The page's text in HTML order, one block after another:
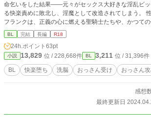
命乞いをした結果――元々がセックス大好きな淫乱ビッ
る快楽責めに敗北し、淫魔として改造されてしまう。 性欲モンスターと化した
フランクは、正義の心に燃える聖騎士たちや、かつて
らの性処理玩具に貶めていく――！ 露骨表現多めの抜きエロです。基本的に悪
堕ち/快楽堕ち/洗脳/催眠要素ばっかり。陵辱と襲い受し
固定、♡と淫語飛び交うハード系エロ、濁点喘ぎ、精飲
チンカス描写注意。 ※pixiv、ムーンライトノベルズにて先行掲載済みの作品で
す。完結済みのため、一日一話ずつ毎日投稿していきます。 【主人公】
ク…ヤリチンでビッチなゲイ。性格はお気楽な快楽主義者。
主人公×ノンケ妻子持ち騎士団長/高飛車青年魔導師×主
な生真面目ガチムチ神官(挿入無し)/主人公×女好きク
BL 完結 長編 R18
24h.ポイント 63pt
小説 13,829 位 / 228,668件 BL 3,211 位 / 31,396件
BL 快楽堕ち 洗脳 おっさん受け おっさん
感想
最終更新日